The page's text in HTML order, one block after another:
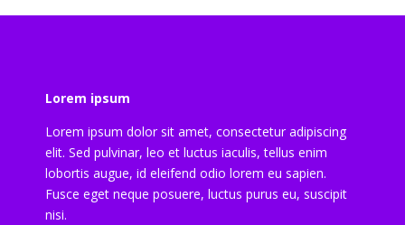
Lorem ipsum
Lorem ipsum dolor sit amet, consectetur adipiscing
elit. Sed pulvinar, leo et luctus iaculis, tellus enim
lobortis augue, id eleifend odio lorem eu sapien.
Fusce eget neque posuere, luctus purus eu, suscipit
nisi.